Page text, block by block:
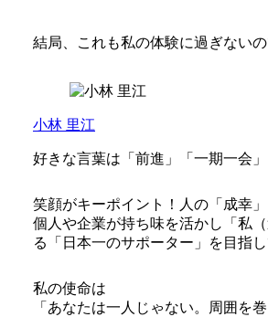
結局、これも私の体験に過ぎない
小林 里江
好きな言葉は「前進」「一期一会」
笑顔がキーポイント！人の「成幸
個人や企業が持ち味を活かし「私
る「日本一のサポーター」を目指し
私の使命は
「あなたは一人じゃない。周囲を